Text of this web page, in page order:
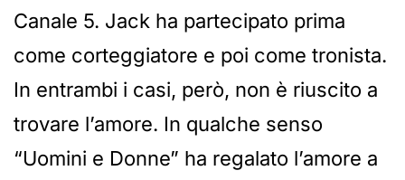
Canale 5. Jack ha partecipato prima
come corteggiatore e poi come tronista.
In entrambi i casi, però, non è riuscito a
trovare l’amore. In qualche senso
“Uomini e Donne” ha regalato l’amore a